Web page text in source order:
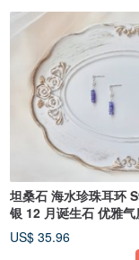
坦桑石 海水珍珠耳环
银 12 月诞生石 优雅气
US$ 35.96